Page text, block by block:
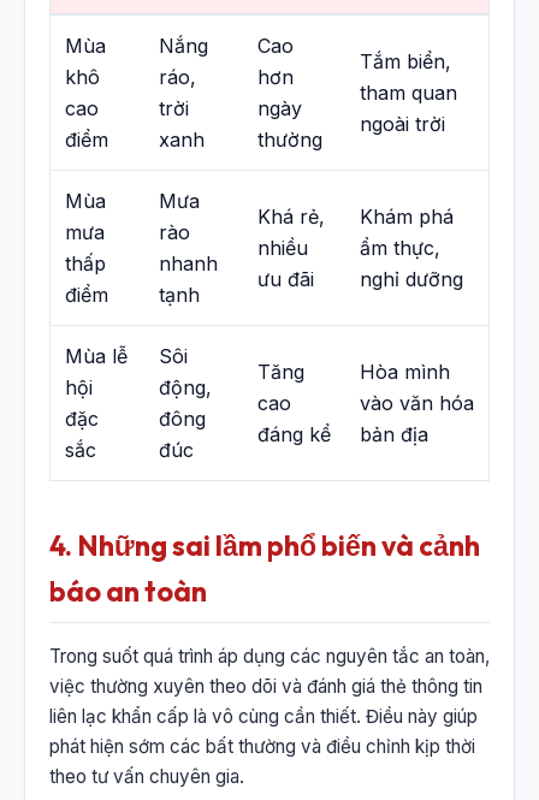
Mùa
khô
cao
điểm
Nắng
ráo,
trời
xanh
Cao
hơn
ngày
thường
Tắm biển,
tham quan
ngoài trời
Mùa
mưa
thấp
điểm
Mưa
rào
nhanh
tạnh
Khá rẻ,
nhiều
ưu đãi
Khám phá
ẩm thực,
nghỉ dưỡng
Mùa lễ
hội
đặc
sắc
Sôi
động,
đông
đúc
Tăng
cao
đáng kể
Hòa mình
vào văn hóa
bản địa
4. Những sai lầm phổ biến và cảnh
báo an toàn
Trong suốt quá trình áp dụng các nguyên tắc an toàn,
việc thường xuyên theo dõi và đánh giá thẻ thông tin
liên lạc khẩn cấp là vô cùng cần thiết. Điều này giúp
phát hiện sớm các bất thường và điều chỉnh kịp thời
theo tư vấn chuyên gia.